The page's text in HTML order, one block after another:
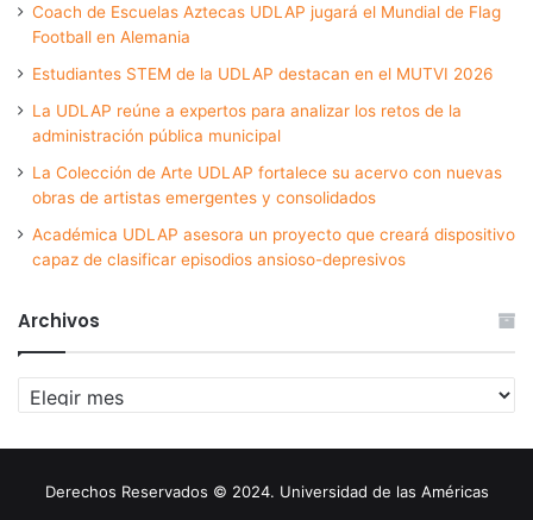
Coach de Escuelas Aztecas UDLAP jugará el Mundial de Flag
Football en Alemania
Estudiantes STEM de la UDLAP destacan en el MUTVI 2026
La UDLAP reúne a expertos para analizar los retos de la
administración pública municipal
La Colección de Arte UDLAP fortalece su acervo con nuevas
obras de artistas emergentes y consolidados
Académica UDLAP asesora un proyecto que creará dispositivo
capaz de clasificar episodios ansioso-depresivos
Archivos
Archivos
Derechos Reservados © 2024. Universidad de las Américas